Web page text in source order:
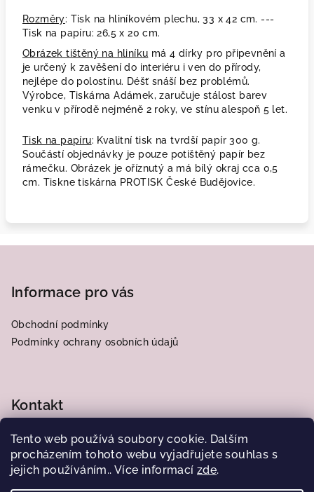
Tento web používá soubory cookie. Dalším
procházením tohoto webu vyjadřujete souhlas s
jejich používáním.. Více informací zde.
Rozměry: Tisk na hliníkovém plechu, 33 x 42 cm. ---
Tisk na papíru: 26,5 x 20 cm.
Obrázek tištěný na hliníku má 4 dírky pro připevnění a
je určený k zavěšení do interiéru i ven do přírody,
nejlépe do polostínu. Déšť snáší bez problémů.
Výrobce, Tiskárna Adámek, zaručuje stálost barev
venku v přírodě nejméně 2 roky, ve stínu alespoň 5 let.
Tisk na papíru: Kvalitní tisk na tvrdší papír 300 g.
Součástí objednávky je pouze potištěný papír bez
rámečku. Obrázek je oříznutý a má bílý okraj cca 0,5
cm. Tiskne tiskárna PROTISK České Budějovice.
Informace pro vás
Obchodní podmínky
Podmínky ochrany osobních údajů
Kontakt
frantiska.j@centrum.cz
776564185